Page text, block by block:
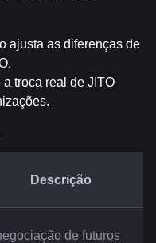
ajusta as diferenças de
troca real de JITO
Descrição
de futuros